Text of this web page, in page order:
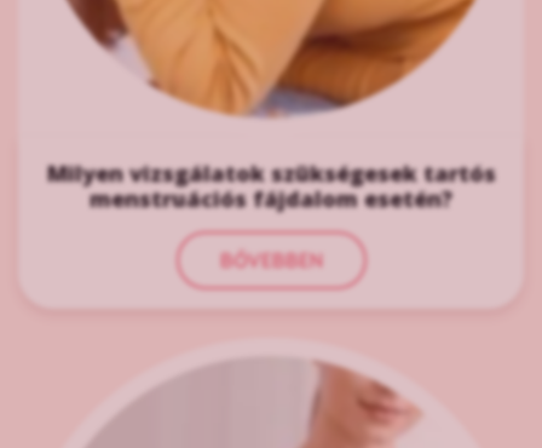
Milyen vizsgálatok szükségesek tartós
menstruációs fájdalom esetén?
BŐVEBBEN